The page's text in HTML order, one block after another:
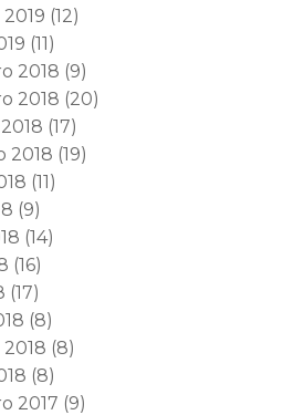
(12)
(11)
2018 (9)
2018 (20)
(17)
2018 (19)
(11)
(9)
(14)
(16)
(17)
(8)
(8)
(8)
2017 (9)